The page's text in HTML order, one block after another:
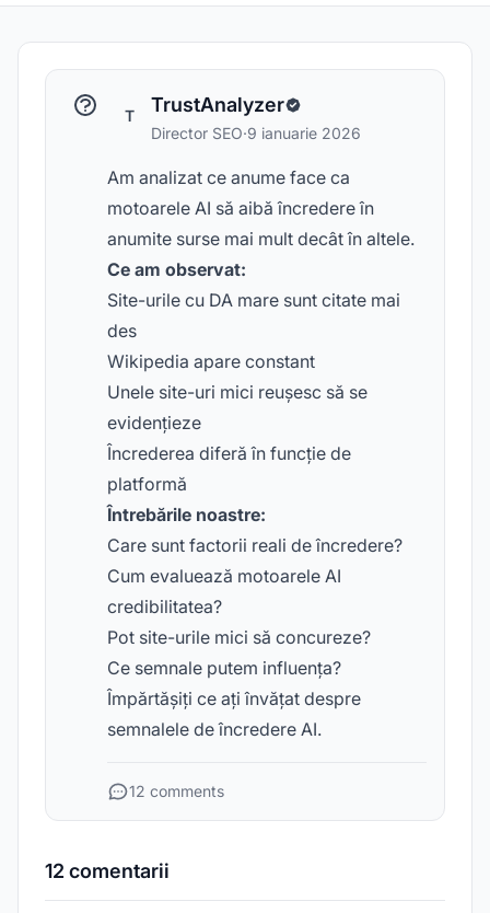
T TrustAnalyzer
Director SEO·9 ianuarie 2026
Am analizat ce anume face ca
motoarele AI să aibă încredere în
anumite surse mai mult decât în altele.
Ce am observat:
Site-urile cu DA mare sunt citate mai
des
Wikipedia apare constant
Unele site-uri mici reușesc să se
evidențieze
Încrederea diferă în funcție de
platformă
Întrebările noastre:
Care sunt factorii reali de încredere?
Cum evaluează motoarele AI
credibilitatea?
Pot site-urile mici să concureze?
Ce semnale putem influența?
Împărtășiți ce ați învățat despre
semnalele de încredere AI.
12 comments
12 comentarii